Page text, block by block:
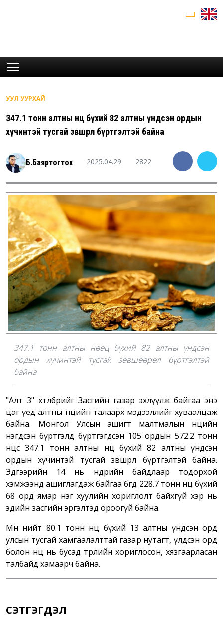
УУЛ УУРХАЙ
347.1 тонн алтны нөөц бүхий 82 алтны үндсэн ордын
хүчинтэй тусгай зөвшөөрөл бүртгэлтэй байна
Б.Баяртогтох 2025.04.29 2822
347.1 тонн алтны нөөц бүхий 82 алтны үндсэн
ордын хүчинтэй тусгай зөвшөөрөл бүртгэлтэй
байна
"Алт 3" хөтөлбөрийг Засгийн газар эхлүүлж байгаа энэ
цаг үед алтны нөөцийн талаарх мэдээллийг хуваалцаж
байна. Монгол Улсын ашигт малтмалын нөөцийн
нэгдсэн бүртгэлд бүртгэгдсэн 105 ордын 572.2 тонн
нөөцөөс 347.1 тонн алтны нөөц бүхий 82 алтны үндсэн
ордын хүчинтэй тусгай зөвшөөрөл бүртгэлтэй байна.
Эдгээрийн 14 нь өнөөдрийн байдлаар тодорхой
хэмжээнд ашиглагдаж байгаа бөгөөд 228.7 тонн нөөц бүхий
68 орд ямар нэг хуулийн хориглолт байхгүй хэр нь
эдийн засгийн эргэлтэд ороогүй байна.
Мөн нийт 80.1 тонн нөөц бүхий 13 алтны үндсэн орд
улсын тусгай хамгаалалттай газар нутагт, үлдсэн орд
болон нөөц нь бусад төрлийн хориглосон, хязгаарласан
талбайд хамаарч байна.
СЭТГЭГДЭЛ